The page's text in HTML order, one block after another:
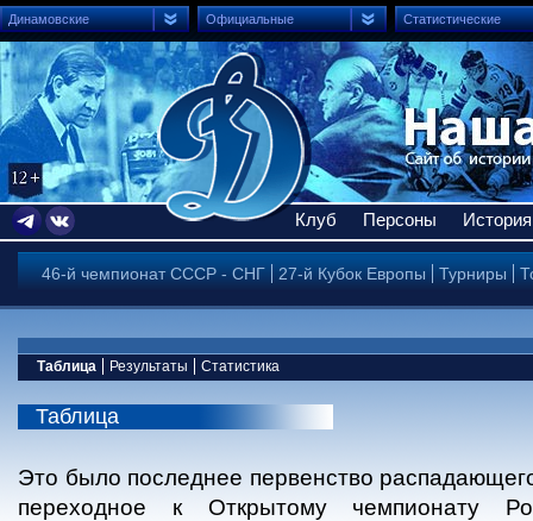
Динамовские Официальные Статистические
Клуб Персоны История
46-й чемпионат СССР - СНГ 27-й Кубок Европы Турниры
Таблица
Таблица
Это было последнее первенство
переходное к Открытому чемпионату
Результаты Статистика